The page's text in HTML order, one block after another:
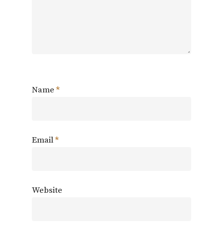
Name*
Email*
Website